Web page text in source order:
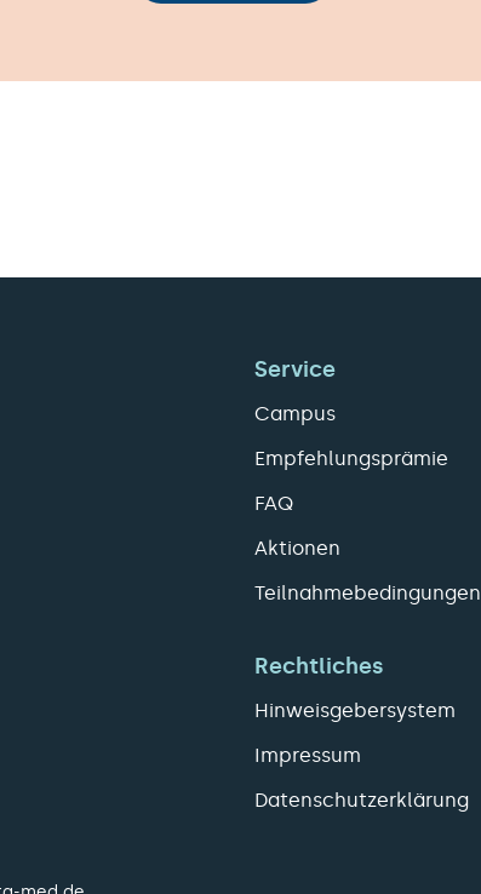
Service
Campus
Empfehlungsprämie
FAQ
Aktionen
Teilnahmebedingungen
Rechtliches
Hinweisgebersystem
Impressum
Datenschutzerklärung